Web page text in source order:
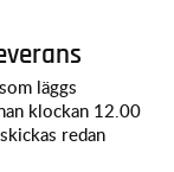
läggs
klockan 12.00
redan